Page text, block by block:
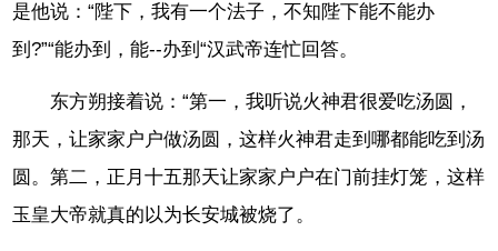
是他说：“陛下，我有一个法子，不知陛下能不能办
到?”“能办到，能--办到“汉武帝连忙回答。
东方朔接着说：“第一，我听说火神君很爱吃汤圆，
那天，让家家户户做汤圆，这样火神君走到哪都能吃到汤
圆。第二，正月十五那天让家家户户在门前挂灯笼，这样
玉皇大帝就真的以为长安城被烧了。